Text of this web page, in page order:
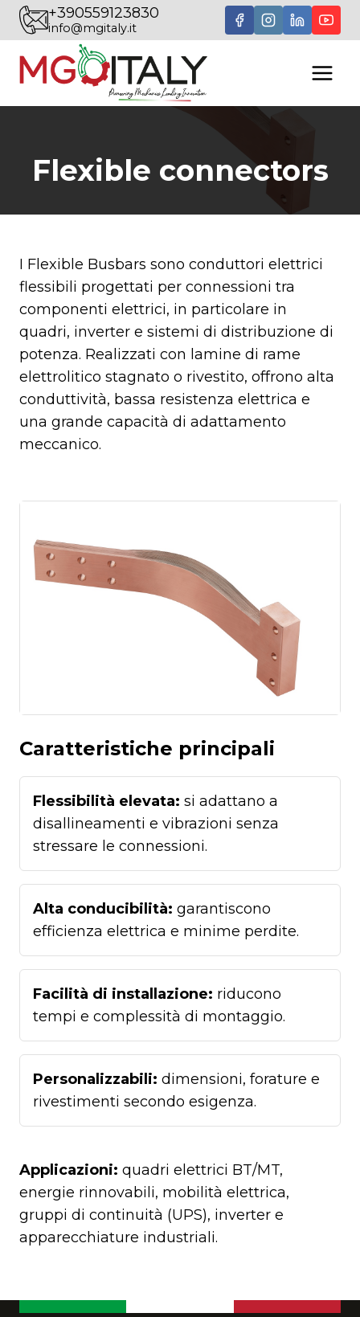
Salta
contenuto
+390559123830
info@mgitaly.it
Flexible connectors
I Flexible Busbars sono conduttori elettrici
flessibili progettati per connessioni tra
componenti elettrici, in particolare in
quadri, inverter e sistemi di distribuzione di
potenza. Realizzati con lamine di rame
elettrolitico stagnato o rivestito, offrono alta
conduttività, bassa resistenza elettrica e
una grande capacità di adattamento
meccanico.
Caratteristiche principali
Flessibilità elevata: si adattano a
disallineamenti e vibrazioni senza
stressare le connessioni.
Alta conducibilità: garantiscono
efficienza elettrica e minime perdite.
Facilità di installazione: riducono
tempi e complessità di montaggio.
Personalizzabili: dimensioni, forature e
rivestimenti secondo esigenza.
Applicazioni: quadri elettrici BT/MT,
energie rinnovabili, mobilità elettrica,
gruppi di continuità (UPS), inverter e
apparecchiature industriali.